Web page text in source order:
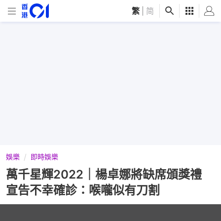
繁 简
娛樂 即時娛樂
萬千星輝2022｜楊卓娜將缺席頒獎禮
宣告不幸確診：喉嚨似有刀割